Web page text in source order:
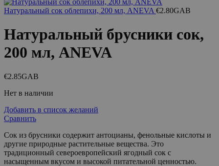
Натуральный сок облепихи, 200 мл, ANEVA €2.80GAB
Натуральный брусники сок,
200 мл, ANEVA
€2.85GAB
Нет в наличии
Добавить в список желаний
Сравнить
Сок из брусники содержит антоцианы, фенольные кислоты и
другие природные растительные вещества. Это
традиционный североевропейский ягодный сок с
насыщенным вкусом и высокой питательной ценностью.